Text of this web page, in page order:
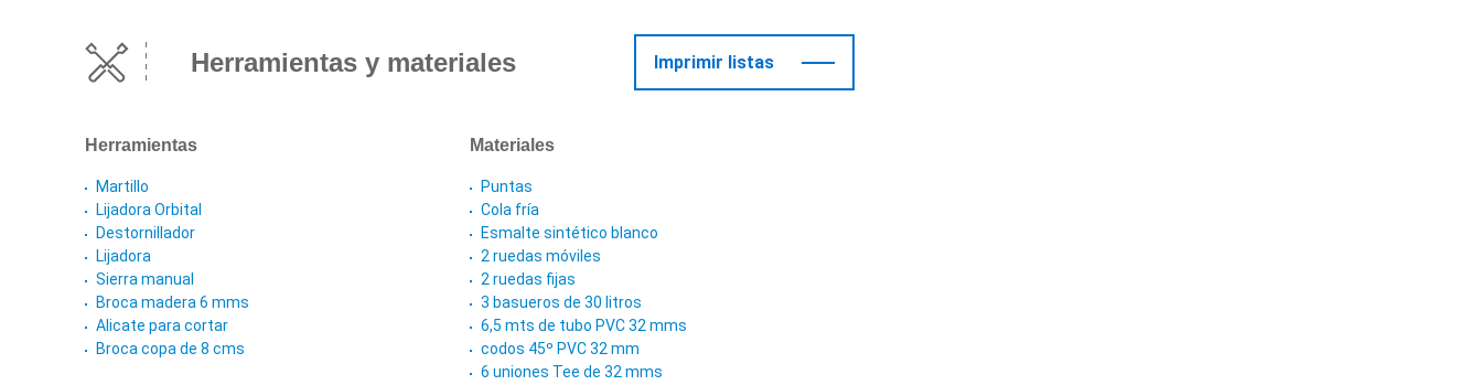
Herramientas y materiales Imprimir listas
Herramientas
Martillo
Lijadora Orbital
Destornillador
Lijadora
Sierra manual
Broca madera 6 mms
Alicate para cortar
Broca copa de 8 cms
Materiales
Puntas
Cola fría
Esmalte sintético blanco
2 ruedas móviles
2 ruedas fijas
3 basueros de 30 litros
6,5 mts de tubo PVC 32 mms
codos 45º PVC 32 mm
6 uniones Tee de 32 mms